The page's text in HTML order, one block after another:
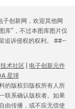
子创新网，欢迎其他网
库”，不过本图库图片仅
追诉侵权的权利。 ##--
术社区
电子创新元件
星球
的版权归版权所有人所
联系确认版权者。如果
由传播，或不应无偿使